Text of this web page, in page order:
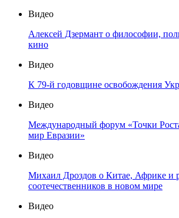
Видео
Алексей Дзермант о философии,
кино
Видео
К 79-й годовщине освобождения
Видео
Международный форум «Точки
мир Евразии»
Видео
Михаил Дроздов о Китае, Африке и
соотечественников в новом мире
Видео